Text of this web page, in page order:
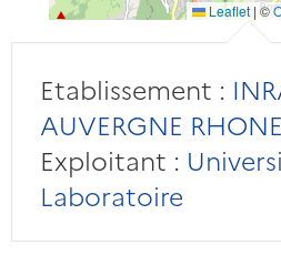
Leaflet | ©
Etablissement :
AUVERGNE
Exploitant :
Laboratoire